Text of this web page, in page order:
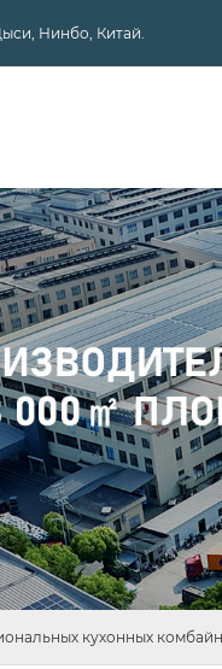
Нинбо, Китай.
кухонных